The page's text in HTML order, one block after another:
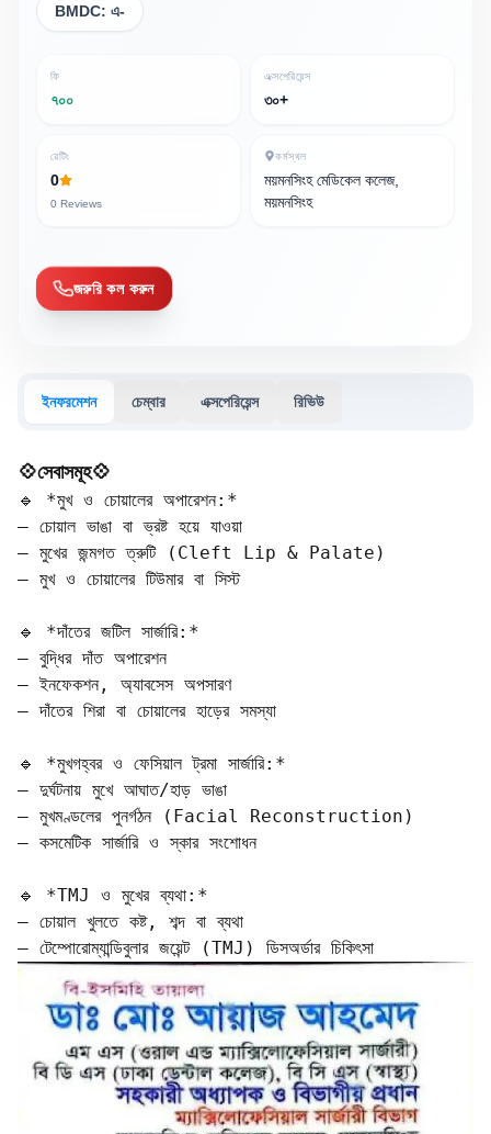
BMDC: এ-
ফি
৭০০
এক্সপেরিয়েন্স
৩০+
রেটিং
0
0 Reviews
কর্মস্থল
ময়মনসিংহ মেডিকেল কলেজ,
ময়মনসিংহ
জরুরি কল করুন
ইনফরমেশন চেম্বার এক্সপেরিয়েন্স রিভিউ
💠সেবাসমূহ💠
🔹 *মুখ ও চোয়ালের অপারেশন:*
– চোয়াল ভাঙা বা ভ্রষ্ট হয়ে যাওয়া
– মুখের জন্মগত ত্রুটি (Cleft Lip & Palate)
– মুখ ও চোয়ালের টিউমার বা সিস্ট
🔹 *দাঁতের জটিল সার্জারি:*
– বুদ্ধির দাঁত অপারেশন
– ইনফেকশন, অ্যাবসেস অপসারণ
– দাঁতের শিরা বা চোয়ালের হাড়ের সমস্যা
🔹 *মুখগহ্বর ও ফেসিয়াল ট্রমা সার্জারি:*
– দুর্ঘটনায় মুখে আঘাত/হাড় ভাঙা
– মুখমণ্ডলের পুনর্গঠন (Facial Reconstruction)
– কসমেটিক সার্জারি ও স্কার সংশোধন
🔹 *TMJ ও মুখের ব্যথা:*
– চোয়াল খুলতে কষ্ট, শব্দ বা ব্যথা
– টেম্পোরোম্যান্ডিবুলার জয়েন্ট (TMJ) ডিসঅর্ডার চিকিৎসা